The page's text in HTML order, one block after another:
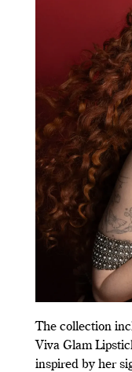
The collection
Viva Glam
inspired by her